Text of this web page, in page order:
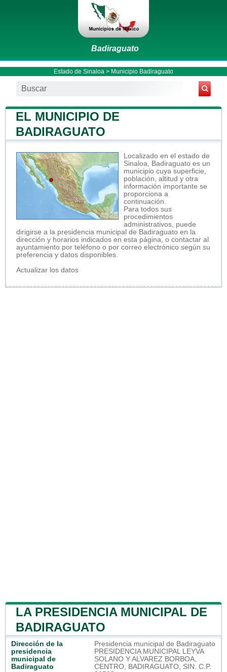
Badiraguato
Estado de Sinaloa > Municipio Badiraguato
EL MUNICIPIO DE
BADIRAGUATO
Localizado en el estado de
Sinaloa, Badiraguato es un
municipio cuya superficie,
población, altitud y otra
información importante se
proporciona a
continuación.
Para todos sus
procedimientos
administrativos, puede
dirigirse a la presidencia municipal de Badiraguato en la
dirección y horarios indicados en esta página, o contactar al
ayuntamiento por teléfono o por correo electrónico según su
preferencia y datos disponibles.
Actualizar los datos
LA PRESIDENCIA MUNICIPAL DE
BADIRAGUATO
Dirección de la
presidencia
municipal de
Badiraguato
Presidencia municipal de Badiraguato
PRESIDENCIA MUNICIPAL LEYVA
SOLANO Y ALVAREZ BORBOA,
CENTRO, BADIRAGUATO, SIN. C.P.